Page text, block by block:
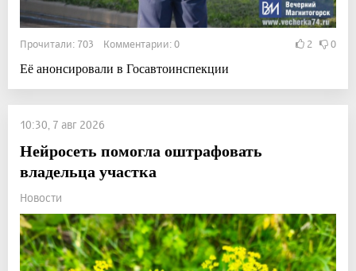
Прочитали: 703 Комментарии: 0 2 0
Её анонсировали в Госавтоинспекции
10:30, 7 авг 2026
Нейросеть помогла оштрафовать
владельца участка
Новости